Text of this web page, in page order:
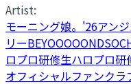
Artist:
モーニング娘。'26アン
リーBEYOOOOONDS
ロプロ研修生ハロプロ研
オフィシャルファンクラ